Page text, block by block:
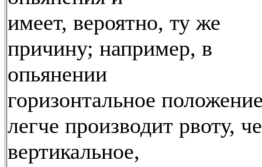
имеет, вероятно, ту же
причину; например, в
опьянении
горизонтальное
легче производит рвоту,
вертикальное,